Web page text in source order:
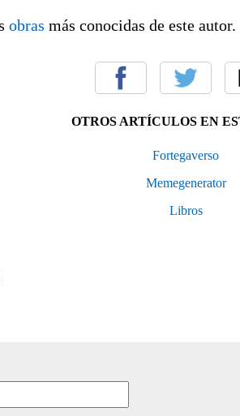
obras más conocidas de este autor.
OTROS ARTÍCULOS EN
Fortegaverso
Memegenerator
Libros